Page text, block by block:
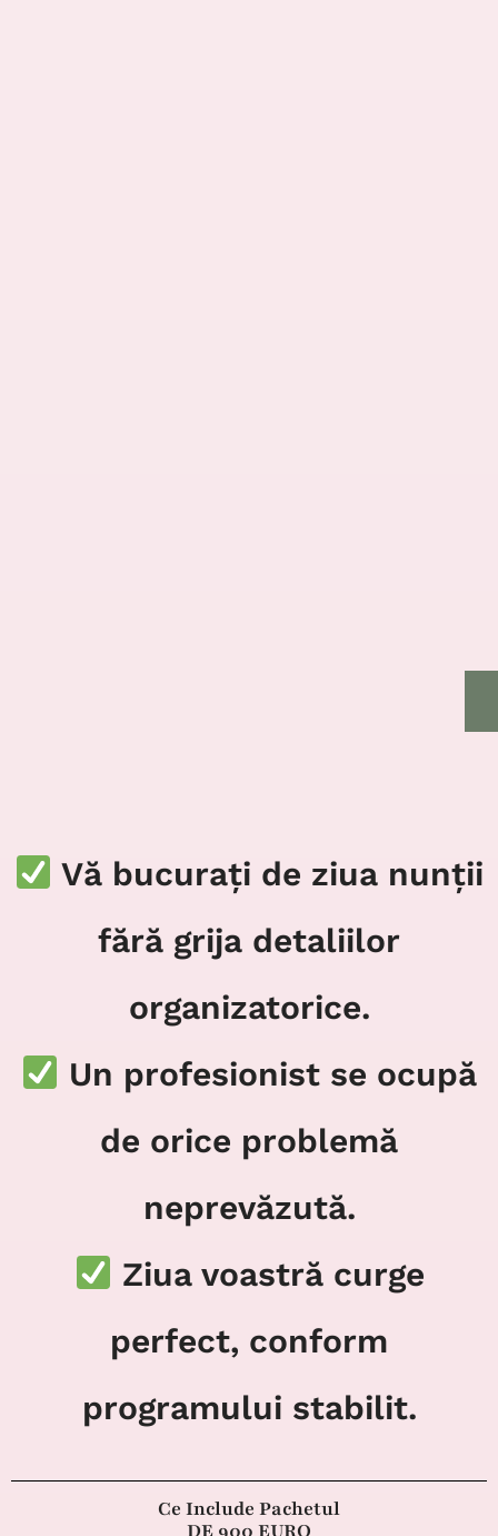
Vă bucurați de ziua nunții
fără grija detaliilor
organizatorice.
Un profesionist se ocupă
de orice problemă
neprevăzută.
Ziua voastră curge
perfect, conform
programului stabilit.
Ce Include Pachetul